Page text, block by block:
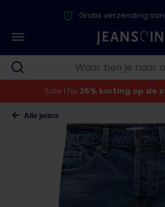
Gratis verzending
Sale | Nu 25% korting op de
Alle jeans